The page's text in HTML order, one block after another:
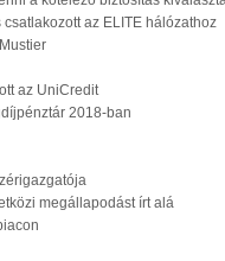
az ELITE hálózathoz
az UniCredit
2018-ban
megállapodást írt alá